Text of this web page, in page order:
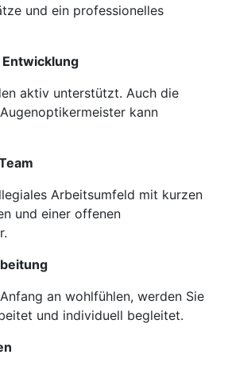
und ein professionelles
aktiv unterstützt. Auch die
kann
Arbeitsumfeld mit kurzen
und einer offenen
an wohlfühlen, werden Sie
und individuell begleitet.